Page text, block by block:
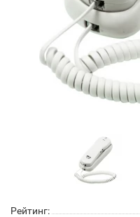
Рейтинг: